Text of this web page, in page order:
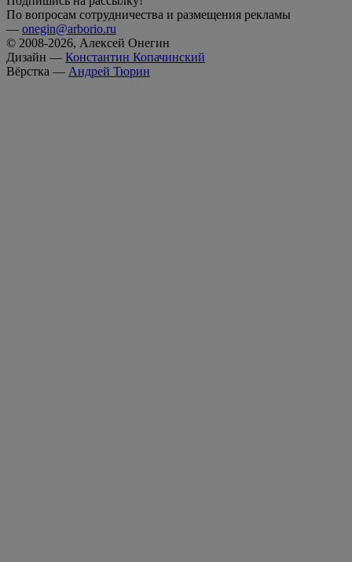
По вопросам сотрудничества и размещения рекламы
— onegin@arborio.ru
© 2008-2026, Алексей Онегин
Дизайн — Константин Копачинский
Вёрстка — Андрей Тюрин